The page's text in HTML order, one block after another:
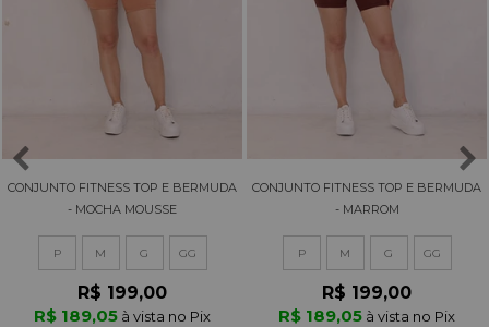
CONJUNTO FITNESS TOP E BERMUDA
- MOCHA MOUSSE
P M G GG
R$ 199,00
R$ 189,05 à vista no Pix
CONJUNTO FITNESS TOP E BERMUDA
- MARROM
P M G GG
R$ 199,00
R$ 189,05 à vista no Pix